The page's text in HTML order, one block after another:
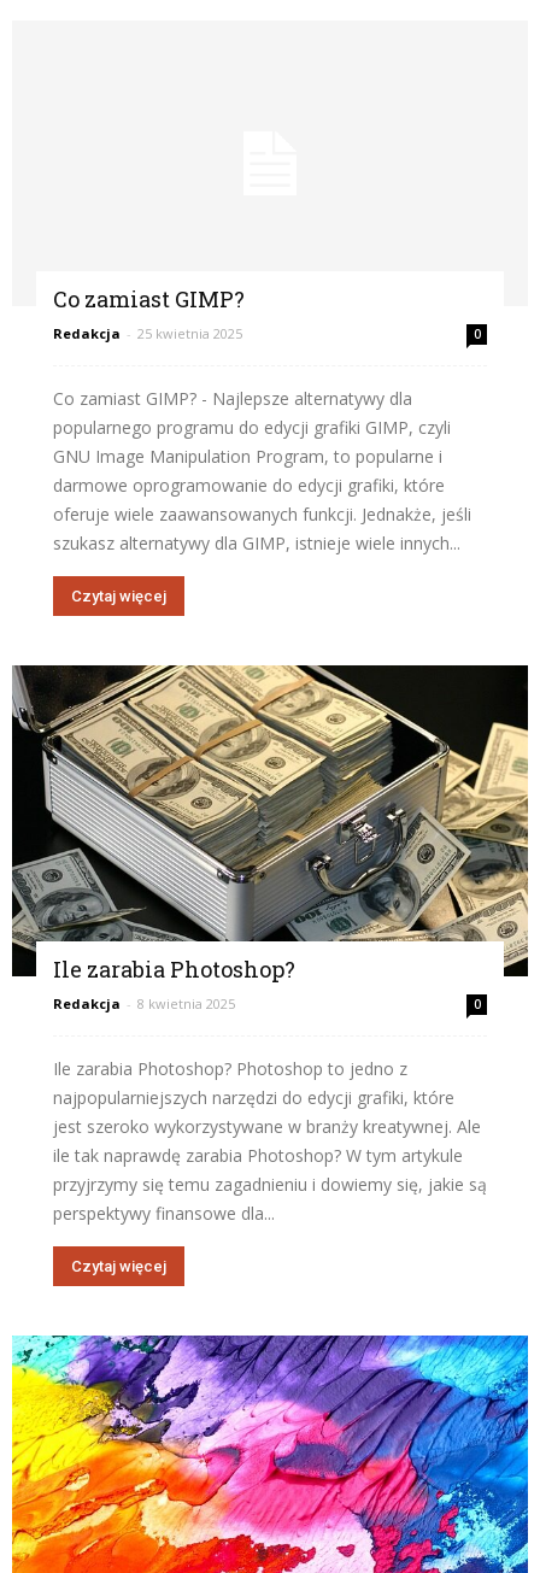
Co zamiast GIMP?
Redakcja - 25 kwietnia 2025 0
Co zamiast GIMP? - Najlepsze alternatywy dla
popularnego programu do edycji grafiki GIMP, czyli
GNU Image Manipulation Program, to popularne i
darmowe oprogramowanie do edycji grafiki, które
oferuje wiele zaawansowanych funkcji. Jednakże, jeśli
szukasz alternatywy dla GIMP, istnieje wiele innych...
Czytaj więcej
Ile zarabia Photoshop?
Redakcja - 8 kwietnia 2025 0
Ile zarabia Photoshop? Photoshop to jedno z
najpopularniejszych narzędzi do edycji grafiki, które
jest szeroko wykorzystywane w branży kreatywnej. Ale
ile tak naprawdę zarabia Photoshop? W tym artykule
przyjrzymy się temu zagadnieniu i dowiemy się, jakie są
perspektywy finansowe dla...
Czytaj więcej